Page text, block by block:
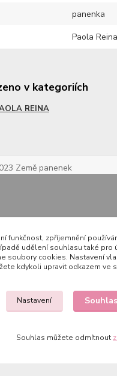
panenka
Paola Reina
v kategoriích
REINA
Země panenek
14-20h.
funkčnost, zpříjemnění
udělení souhlasu také pro
soubory cookies. Nastavení
kdykoli upravit odkazem ve
Nastavení
Souhlas můžete odmítnout